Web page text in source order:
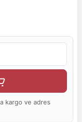
kargo ve adres